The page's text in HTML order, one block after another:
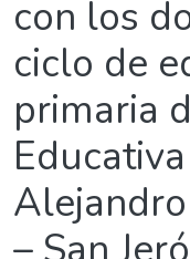
con los
ciclo de
primaria